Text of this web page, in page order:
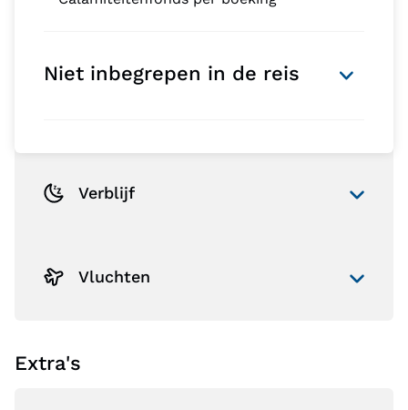
Niet inbegrepen in de reis
Verblijf
Vluchten
Extra's